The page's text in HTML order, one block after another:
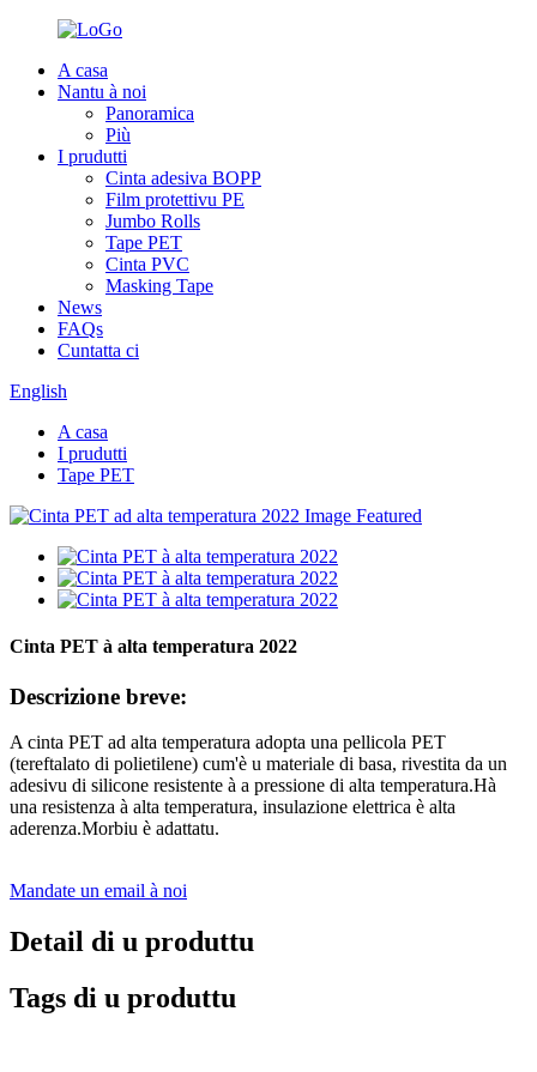
A casa
Nantu à noi
Panoramica
Più
I prudutti
Cinta adesiva BOPP
Film protettivu PE
Jumbo Rolls
Tape PET
Cinta PVC
Masking Tape
News
FAQs
Cuntatta ci
English
A casa
I prudutti
Tape PET
Cinta PET à alta temperatura 2022
Descrizione breve:
A cinta PET ad alta temperatura adopta una pellicola PET
(tereftalato di polietilene) cum'è u materiale di basa, rivestita da un
adesivu di silicone resistente à a pressione di alta temperatura.Hà
una resistenza à alta temperatura, insulazione elettrica è alta
aderenza.Morbiu è adattatu.
Mandate un email à noi
Detail di u produttu
Tags di u produttu